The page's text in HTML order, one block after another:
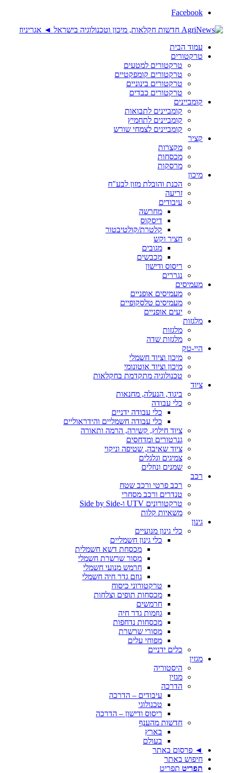
Facebook
עמוד הבית
טרקטורים
טרקטורים למטעים
טרקטורים קומפקטיים
טרקטורים בינוניים
טרקטורים כבדים
קומביינים
קומביינים לתבואות
קומביינים לתחמיץ
קומביינים לצמחי שורש
קציר
מקצרות
מכסחות
מרסקות
מיכון
הכנת והובלת מזון לבע"ח
זריעה
עיבודים
מחרשה
דיסקוס
קלטרת/קולטיבטור
חציר וקש
מגובים
מכבשים
ריסוס ודישון
נגררים
מעמיסים
מעמיסים אופניים
מעמיסים טלסקופיים
יעים אופניים
מלגזות
מלגזות
מלגזות שדה
היי-טק
מיכון וציוד חשמלי
מיכון וציוד אוטונומי
טכנולוגיה מתקדמת בחקלאות
ציוד
ביגוד, הנעלה, מחנאות
כלי עבודה
כלי עבודה ידניים
כלי עבודה חשמליים והידראוליים
ציוד חילוץ, קשירה, הרמה ותאורה
גנרטורים ומדחסים
ציוד שאיבה, שטיפה וניקוי
צמיגים וגלגלים
שמנים ונוזלים
רכב
רכב פרטי ורכב שטח
טנדרים ורכב מסחרי
טרקטורונים UTV ו-Side by Side
משאיות קלות
גינון
כלי גינון מנועיים
כלי גינון חשמליים
מכסחת דשא חשמלית
מסור שרשרת חשמלי
חרמש מנועי חשמלי
גוזם גדר חיה חשמלי
טרקטורוני כיסוח
מכסחות תופים וצלחות
חרמשים
גוזמות גדר חיה
מכסחות נדחפות
מסורי שרשרת
מפוחי עלים
כלים ידניים
מגזין
היסטוריה
מגזין
הדרכה
עיבודים – הדרכה
טכנולוגי
ריסוס ודישון – הדרכה
חדשות מהענף
בארץ
בעולם
◄ פרסום באתר
חיפוש באתר
תפריט תפריט